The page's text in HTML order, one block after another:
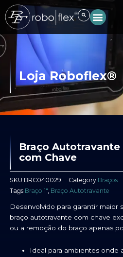
para
conteúdo
Loja Roboflex®
Braço Autotravante
com Chave
SKU BRC040029 Category Braços
Tags Braço 1", Braço Autotravante
Desenvolvido para garantir maior
braço autotravante com chave
ou a remoção do braço apenas
Ideal para ambientes onde